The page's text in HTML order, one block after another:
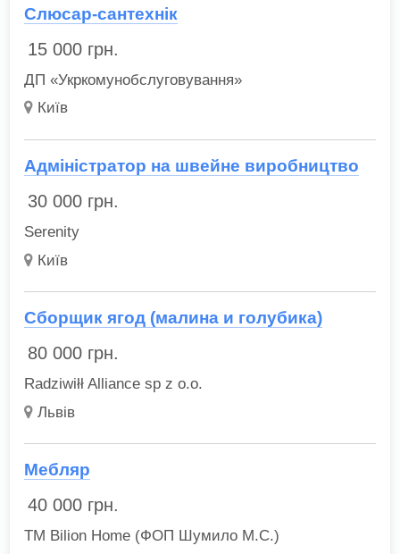
Слюсар-сантехнік
15 000 грн.
ДП «Укркомунобслуговування»
Київ
Адміністратор на швейне виробництво
30 000 грн.
Serenity
Київ
Сборщик ягод (малина и голубика)
80 000 грн.
Radziwiłł Alliance sp z o.o.
Львів
Мебляр
40 000 грн.
ТМ Bilion Home (ФОП Шумило М.С.)